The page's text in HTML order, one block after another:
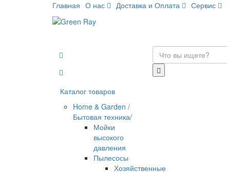
Главная О нас Доставка и Оплата Сервис
Каталог товаров
Home & Garden /
Бытовая техника/
Мойки
высокого
давления
Пылесосы
Хозяйственные